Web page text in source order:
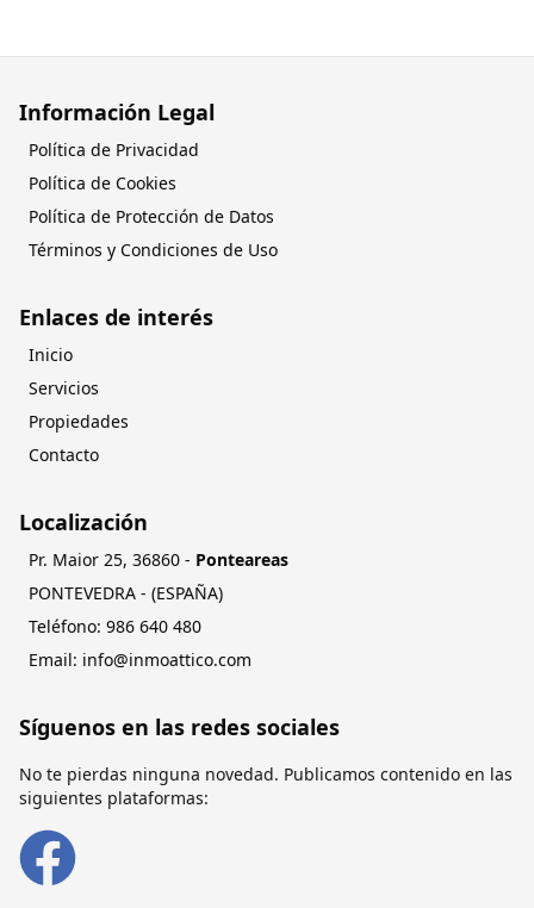
Información Legal
Política de Privacidad
Política de Cookies
Política de Protección de Datos
Términos y Condiciones de Uso
Enlaces de interés
Inicio
Servicios
Propiedades
Contacto
Localización
Pr. Maior 25, 36860 - Ponteareas
PONTEVEDRA - (ESPAÑA)
Teléfono: 084 046 689
Email: moc.ocittaomni@ofni
Síguenos en las redes sociales
No te pierdas ninguna novedad. Publicamos contenido en las
siguientes plataformas: